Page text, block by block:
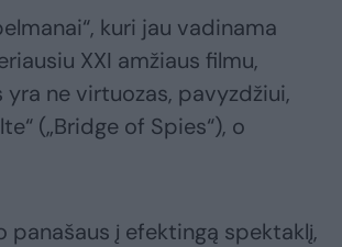
kuri jau vadinama
XXI amžiaus filmu,
yra ne virtuozas, pavyzdžiui,
(„Bridge of Spies“), o
panašaus į efektingą spektaklį,